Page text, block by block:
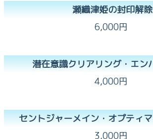
瀬織津姫の封印解除
6,000円
潜在意識クリアリング・エン
4,000円
セントジャーメイン・オプティ
3,000円